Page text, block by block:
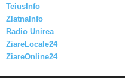
TeiusInfo
ZlatnaInfo
Radio Unirea
ZiareLocale24
ZiareOnline24